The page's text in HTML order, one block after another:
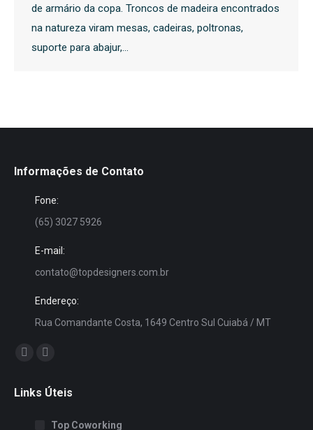
de armário da copa. Troncos de madeira encontrados
na natureza viram mesas, cadeiras, poltronas,
suporte para abajur,…
Informações de Contato
Fone:
(65) 3027 5926
E-mail:
contato@topdesigners.com.br
Endereço:
Rua Comandante Costa, 1649 Centro Sul Cuiabá / MT
Encontre-nos em:
opensopens
Links Úteis
Top Coworking